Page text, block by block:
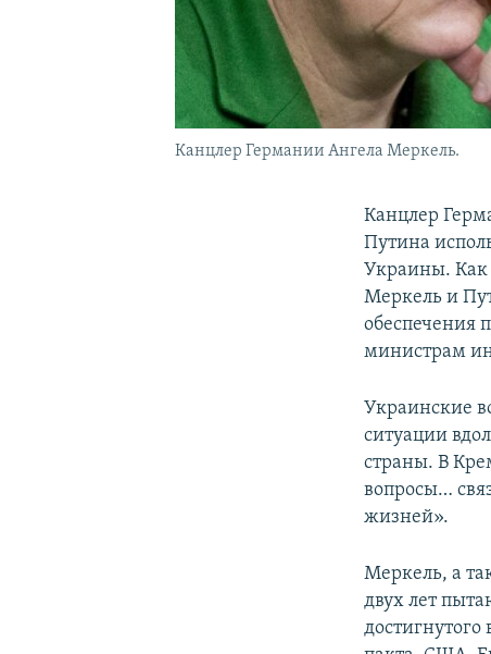
Канцлер Германии Ангела Меркель.
Канцлер
Путина
Украины. Как
Меркель и
обеспечения
министрам
Украинские
ситуации
страны. В
вопросы…
жизней».
Меркель, а
двух лет